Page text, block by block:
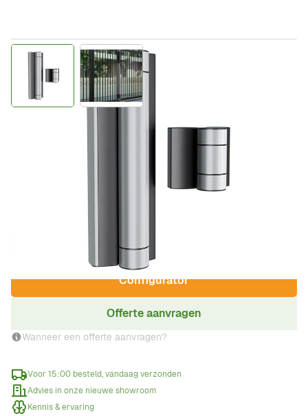
View larger imageView larger image
P00042163-SILV Productgroep D
€ 1.621,39
Configurator
Offerte aanvragen
Wanneer een offerte aanvragen?
Voor 15:00 besteld, vandaag verzonden
Advies in onze nieuwe showroom
Kennis & ervaring